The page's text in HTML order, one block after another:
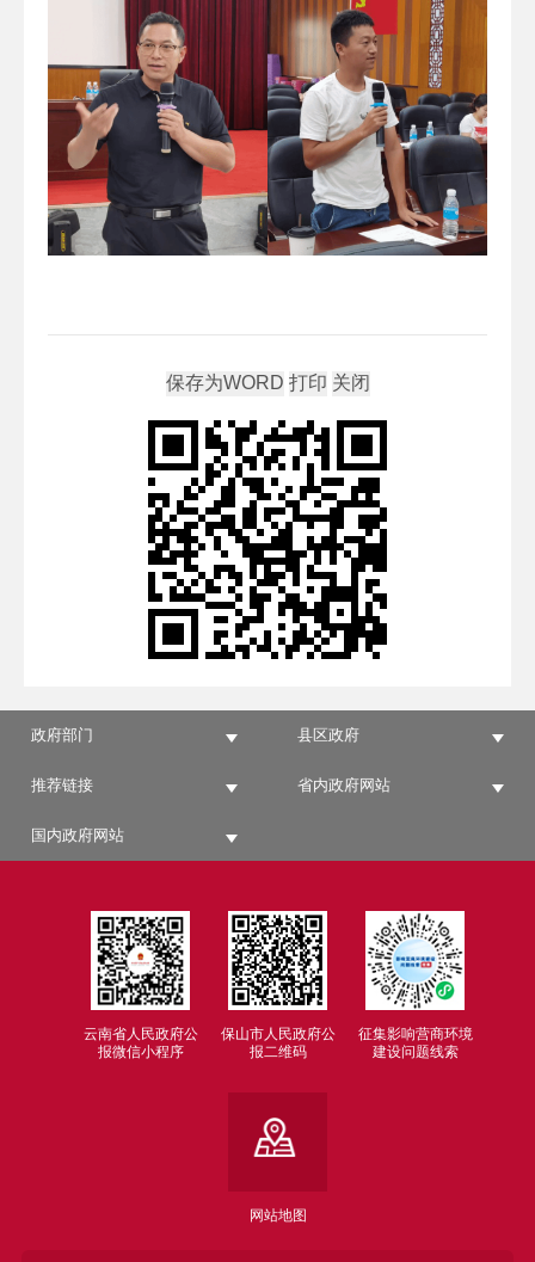
政府部门 县区政府
推荐链接 省内政府网站
国内政府网站
云南省人民政府公
报微信小程序
保山市人民政府公
报二维码
征集影响营商环境
建设问题线索
网站地图